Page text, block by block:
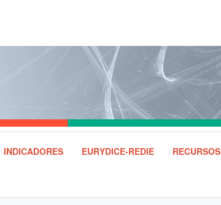
INDICADORES EURYDICE-REDIE
RECURSOS